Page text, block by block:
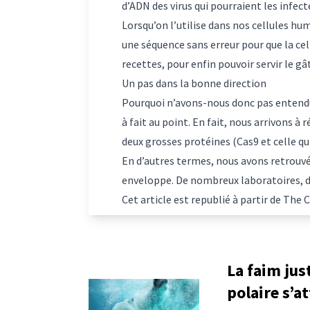
d’ADN des virus qui pourraient les
Lorsqu’on l’utilise dans nos cellules
une séquence sans erreur pour que la
recettes, pour enfin pouvoir servir le
Un pas dans la bonne direction
Pourquoi n’avons-nous donc pas
à fait au point. En fait, nous arrivons à
deux grosses protéines (Cas9 et celle
En d’autres termes, nous avons
enveloppe. De nombreux laboratoires,
Cet article est republié à partir de The
La faim
polaire